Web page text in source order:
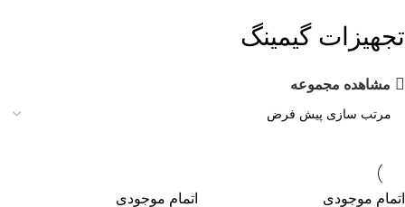
تجهیزات گیمینگ
مشاهده مجموعه
اتمام موجودی اتمام موجودی